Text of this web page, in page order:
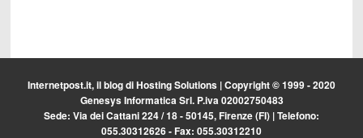
Internetpost.it, il blog diHosting Solutions | Copyright © 1999 - 2020
Genesys Informatica Srl. P.iva 02002750483
Sede: Via dei Cattani 224 / 18 - 50145, Firenze (FI) | Telefono:
055.30312626 - Fax: 055.30312210